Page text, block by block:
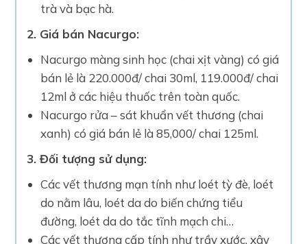
trà và bạc hà.
2. Giá bán Nacurgo:
Nacurgo màng sinh học (chai xịt vàng) có giá
bán lẻ là 220.000đ/ chai 30ml, 119.000đ/ chai
12ml ở các hiệu thuốc trên toàn quốc.
Nacurgo rửa – sát khuẩn vết thương (chai
xanh) có giá bán lẻ là 85,000/ chai 125ml.
3. Đối tượng sử dụng:
Các vết thương mạn tính như loét tỳ đè, loét
do nằm lâu, loét da do biến chứng tiểu
đường, loét da do tắc tĩnh mạch chi…
Các vết thương cấp tính như trầy xước, xây